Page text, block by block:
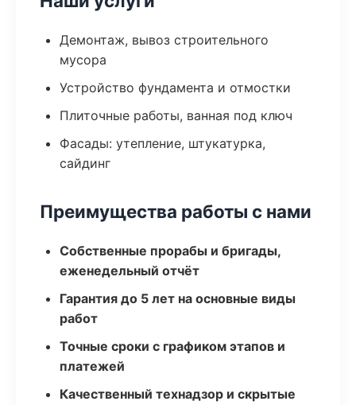
Демонтаж, вывоз строительного
мусора
Устройство фундамента и отмостки
Плиточные работы, ванная под ключ
Фасады: утепление, штукатурка,
сайдинг
Преимущества работы с нами
Собственные прорабы и бригады,
еженедельный отчёт
Гарантия до 5 лет на основные виды
работ
Точные сроки с графиком этапов и
платежей
Качественный технадзор и скрытые